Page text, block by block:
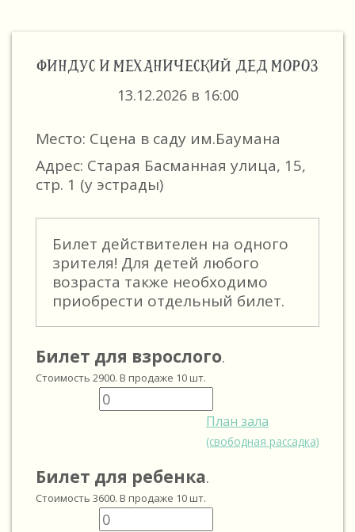
ФИНДУС И МЕХАНИЧЕСКИЙ ДЕД МОРОЗ
13.12.2026 в 16:00
Место: Сцена в саду им.Баумана
Адрес: Старая Басманная улица, 15,
стр. 1 (у эстрады)
Билет действителен на одного
зрителя! Для детей любого
возраста также необходимо
приобрести отдельный билет.
Билет для взрослого.
Стоимость 2900. В продаже 10 шт.
План зала
(свободная рассадка)
Билет для ребенка.
Стоимость 3600. В продаже 10 шт.